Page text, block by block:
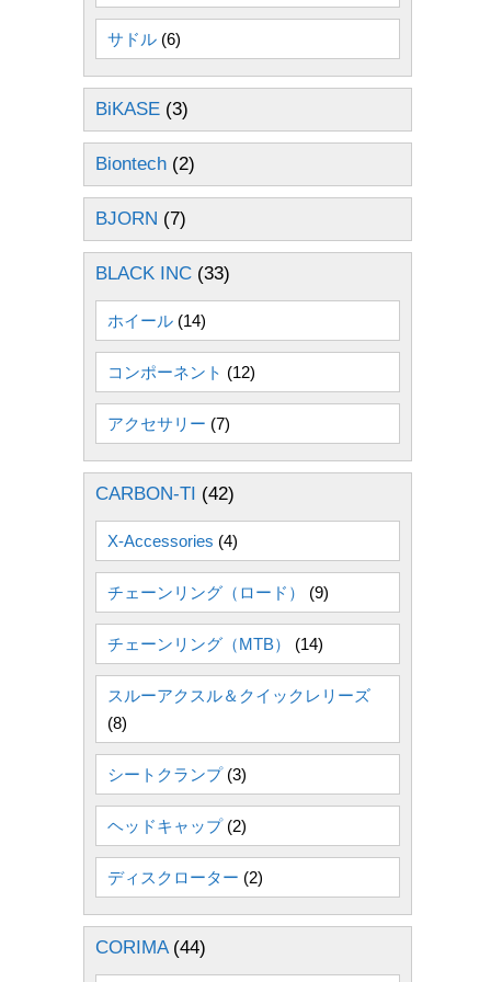
サドル (6)
BiKASE (3)
Biontech (2)
BJORN (7)
BLACK INC (33)
ホイール (14)
コンポーネント (12)
アクセサリー (7)
CARBON-TI (42)
X-Accessories (4)
チェーンリング（ロード） (9)
チェーンリング（MTB） (14)
スルーアクスル＆クイックレリーズ
(8)
シートクランプ(3)
ヘッドキャップ(2)
ディスクローター (2)
CORIMA(44)